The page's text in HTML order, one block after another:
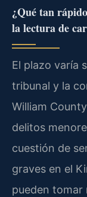
¿Qué tan
la lectura de
El plazo varía
tribunal y la
William
delitos
cuestión de
graves en el
pueden tomar